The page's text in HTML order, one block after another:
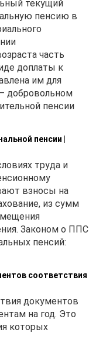
текущий
пенсию в
часть
доплаты к
им для
добровольном
пенсии
пенсии
труда и
взносы на
из сумм
Законом о ППС
пенсий:
соответствия
документов
на год. Это
которых